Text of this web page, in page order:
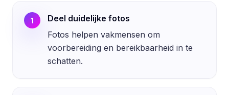
1
Deel duidelijke fotos
Fotos helpen vakmensen om
voorbereiding en bereikbaarheid in te
schatten.